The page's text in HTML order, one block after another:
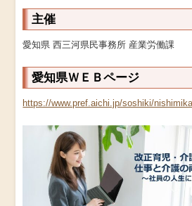
主催
愛知県 西三河県民事務所 産業労働課
愛知県ＷＥＢページ
https://www.pref.aichi.jp/soshiki/